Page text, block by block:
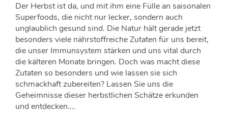
Der Herbst ist da, und mit ihm eine Fülle an saisonalen
Superfoods, die nicht nur lecker, sondern auch
unglaublich gesund sind. Die Natur hält gerade jetzt
besonders viele nährstoffreiche Zutaten für uns bereit,
die unser Immunsystem stärken und uns vital durch
die kälteren Monate bringen. Doch was macht diese
Zutaten so besonders und wie lassen sie sich
schmackhaft zubereiten? Lassen Sie uns die
Geheimnisse dieser herbstlichen Schätze erkunden
und entdecken....